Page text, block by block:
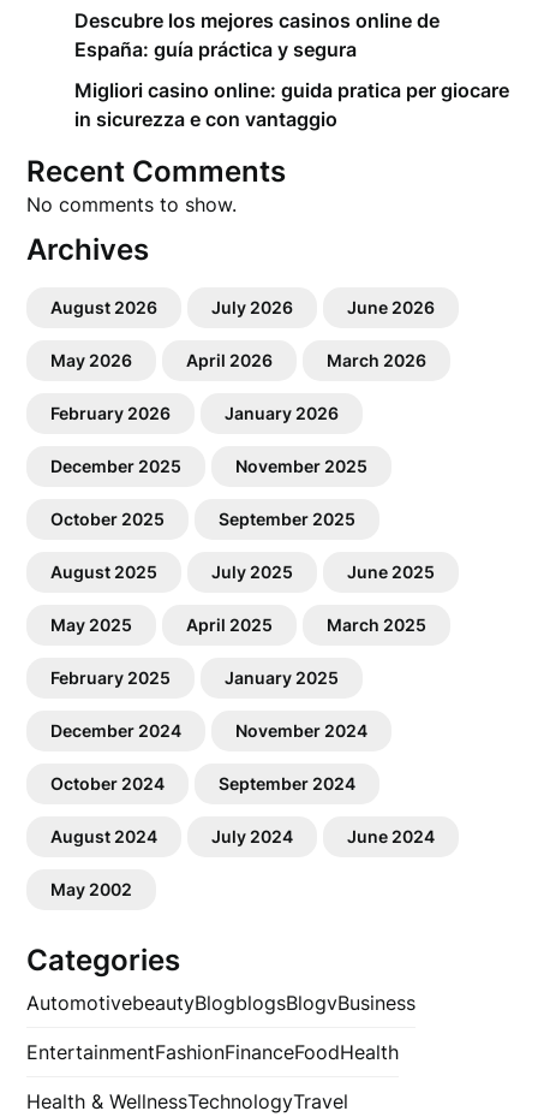
Descubre los mejores casinos online de
España: guía práctica y segura
Migliori casino online: guida pratica per giocare
in sicurezza e con vantaggio
Recent Comments
No comments to show.
Archives
August 2026 July 2026 June 2026
May 2026 April 2026 March 2026
February 2026 January 2026
December 2025 November 2025
October 2025 September 2025
August 2025 July 2025 June 2025
May 2025 April 2025 March 2025
February 2025 January 2025
December 2024 November 2024
October 2024 September 2024
August 2024 July 2024 June 2024
May 2002
Categories
AutomotivebeautyBlogblogsBlogvBusiness
EntertainmentFashionFinanceFoodHealth
Health & WellnessTechnologyTravel